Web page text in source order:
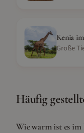
Kenia im
Häufig
Wie warm ist es im